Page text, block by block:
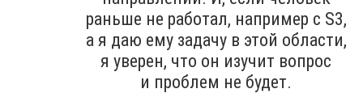
раньше не работал, например с S3,
а я даю ему задачу в этой области,
я уверен, что он изучит вопрос
и проблем не будет.